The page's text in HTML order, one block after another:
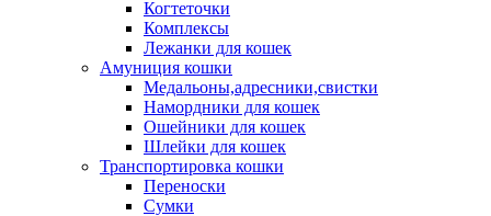
Когтеточки
Комплексы
Лежанки для кошек
Амуниция кошки
Медальоны,адресники,свистки
Намордники для кошек
Ошейники для кошек
Шлейки для кошек
Транспортировка кошки
Переноски
Сумки